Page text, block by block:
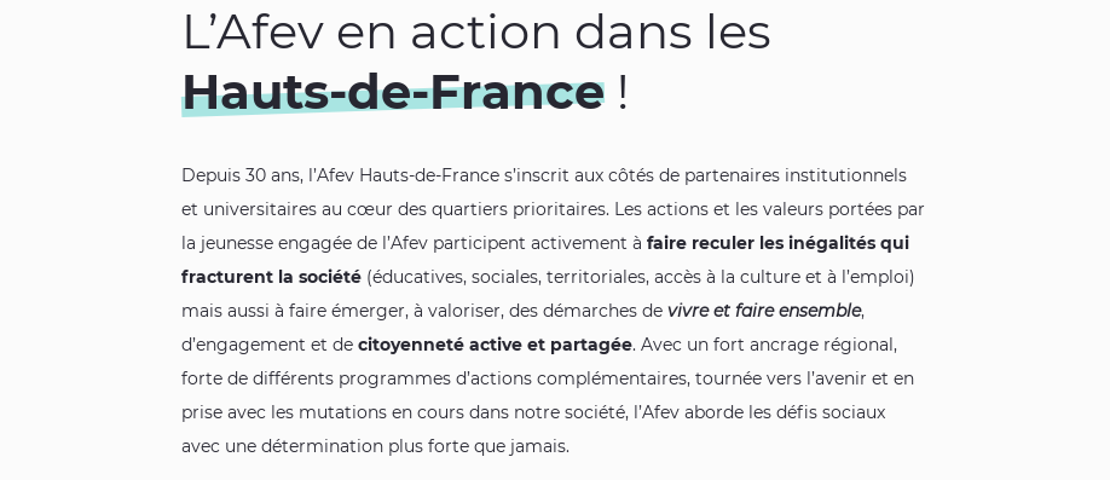
L’Afev en action dans les
Hauts-de-France !
Depuis 30 ans, l’Afev Hauts-de-France s’inscrit aux côtés de partenaires institutionnels
et universitaires au cœur des quartiers prioritaires. Les actions et les valeurs portées par
la jeunesse engagée de l’Afev participent activement à faire reculer les inégalités qui
fracturent la société (éducatives, sociales, territoriales, accès à la culture et à l’emploi)
mais aussi à faire émerger, à valoriser, des démarches de vivre et faire ensemble,
d’engagement et de citoyenneté active et partagée. Avec un fort ancrage régional,
forte de différents programmes d’actions complémentaires, tournée vers l’avenir et en
prise avec les mutations en cours dans notre société, l’Afev aborde les défis sociaux
avec une détermination plus forte que jamais.